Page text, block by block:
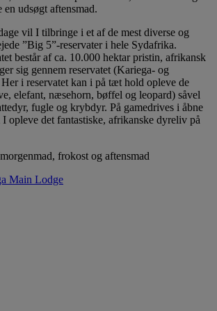
udsøgt aftensmad.
vil I tilbringe i et af de mest diverse og
”Big 5”-reservater i hele Sydafrika.
består af ca. 10.000 hektar pristin, afrikansk
sig gennem reservatet (Kariega- og
i reservatet kan i på tæt hold opleve de
elefant, næsehorn, bøffel og leopard) såvel
fugle og krybdyr. På gamedrives i åbne
opleve det fantastiske, afrikanske dyreliv på
frokost og aftensmad
Main Lodge